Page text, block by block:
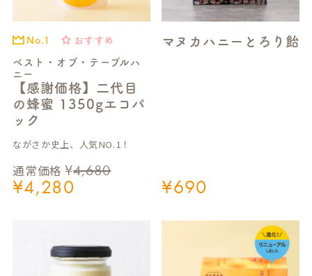
ベスト・オブ・テーブルハ
ニー
【感謝価格】二代目
の蜂蜜 1350gエコパ
ック
No.1 おすすめ
通常価格 ¥4,680
¥4,280
ながさか史上、人気NO.1！
マヌカハニーとろり飴
¥690